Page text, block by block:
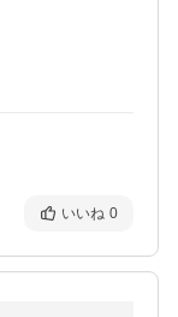
いいね 0